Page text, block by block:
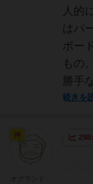
人的
はパ
ボー
もの
勝手
続きを
298